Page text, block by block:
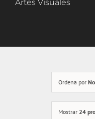
Artes Visuales
Ordena por
Mostrar 24